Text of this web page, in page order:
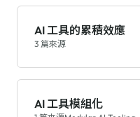
AI 工具的累積效應
3 篇來源
AI 工具模組化